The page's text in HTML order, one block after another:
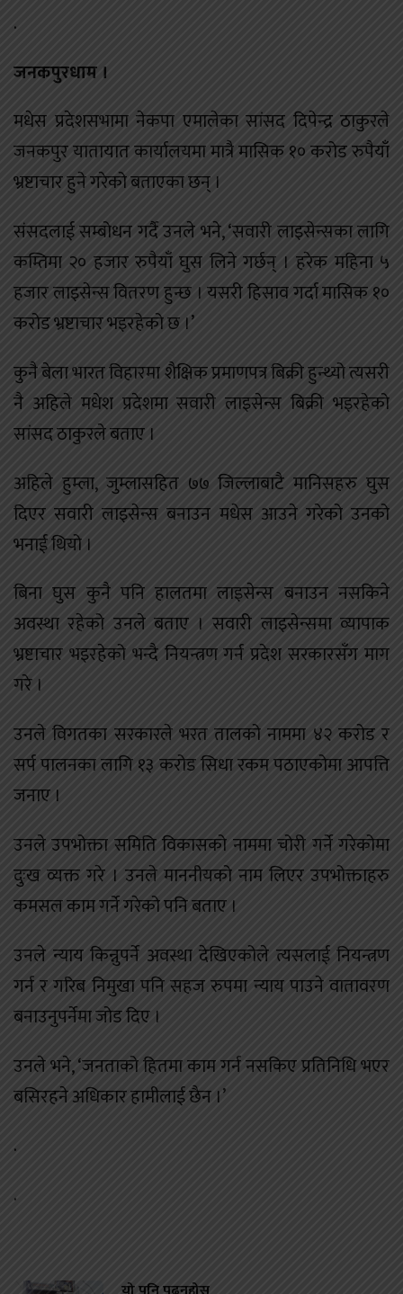
.
जनकपुरधाम ।
मधेस प्रदेशसभामा नेकपा एमालेका सांसद दिपेन्द्र ठाकुरले
जनकपुर यातायात कार्यालयमा मात्रै मासिक १० करोड रुपैयाँ
भ्रष्टाचार हुने गरेको बताएका छन् ।
संसदलाई सम्बोधन गर्दै उनले भने, ‘सवारी लाइसेन्सका लागि
कम्तिमा २० हजार रुपैयाँ घुस लिने गर्छन् । हरेक महिना ५
हजार लाइसेन्स वितरण हुन्छ । यसरी हिसाव गर्दा मासिक १०
करोड भ्रष्टाचार भइरहेको छ ।’
कुनै बेला भारत विहारमा शैक्षिक प्रमाणपत्र बिक्री हुन्थ्यो त्यसरी
नै अहिले मधेश प्रदेशमा सवारी लाइसेन्स बिक्री भइरहेको
सांसद ठाकुरले बताए ।
अहिले हुम्ला, जुम्लासहित ७७ जिल्लाबाटै मानिसहरु घुस
दिएर सवारी लाइसेन्स बनाउन मधेस आउने गरेको उनको
भनाई थियो ।
बिना घुस कुनै पनि हालतमा लाइसेन्स बनाउन नसकिने
अवस्था रहेको उनले बताए । सवारी लाइसेन्समा व्यापाक
भ्रष्टाचार भइरहेको भन्दै नियन्त्रण गर्न प्रदेश सरकारसँग माग
गरे ।
उनले विगतका सरकारले भरत तालको नाममा ४२ करोड र
सर्प पालनका लागि १३ करोड सिधा रकम पठाएकोमा आपत्ति
जनाए ।
उनले उपभोक्ता समिति विकासको नाममा चोरी गर्ने गरेकोमा
दुःख व्यक्त गरे । उनले माननीयको नाम लिएर उपभोक्ताहरु
कमसल काम गर्ने गरेको पनि बताए ।
उनले न्याय किन्नुपर्ने अवस्था देखिएकोले त्यसलाई नियन्त्रण
गर्न र गरिब निमुखा पनि सहज रुपमा न्याय पाउने वातावरण
बनाउनुपर्नेमा जोड दिए ।
उनले भने, ‘जनताको हितमा काम गर्न नसकिए प्रतिनिधि भएर
बसिरहने अधिकार हामीलाई छैन ।’
.
.